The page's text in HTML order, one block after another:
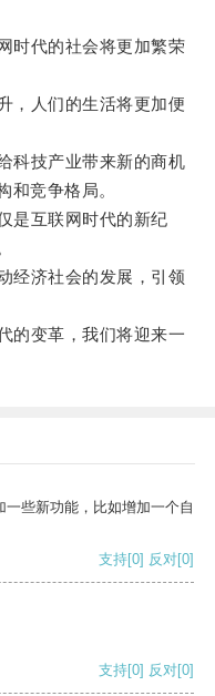
代的社会将更加繁荣
人们的生活将更加便
技产业带来新的商机
和竞争格局。
互联网时代的新纪
济社会的发展，引领
变革，我们将迎来一
些新功能，比如增加一个自
支持[0] 反对[0]
支持[0] 反对[0]